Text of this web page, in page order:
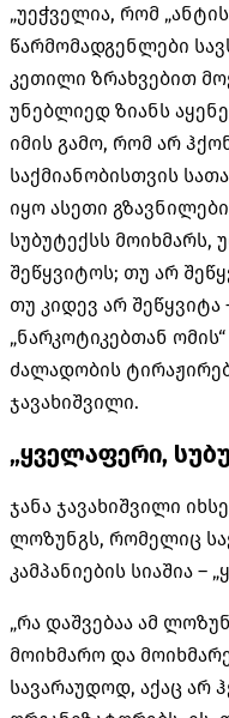
„უეჭველია, რომ
წარმომადგენლები
კეთილი ზრახვებით
უნებლიედ ზიანს
იმის გამო, რომ არ
საქმიანობისთვის
იყო ასეთი
სუბუტექსს მოიხმარს,
შეწყვიტოს; თუ არ
თუ კიდევ არ შეწყვიტა
„ნარკოტიკებთან
ძალადობის
ჯავახიშვილი.
„ყველაფერი,
ჯანა ჯავახიშვილი
ლოზუნგს, რომელიც
კამპანიების სიაშია –
„რა დაშვებაა ამ
მოიხმარო და
სავარაუდოდ, აქაც არ